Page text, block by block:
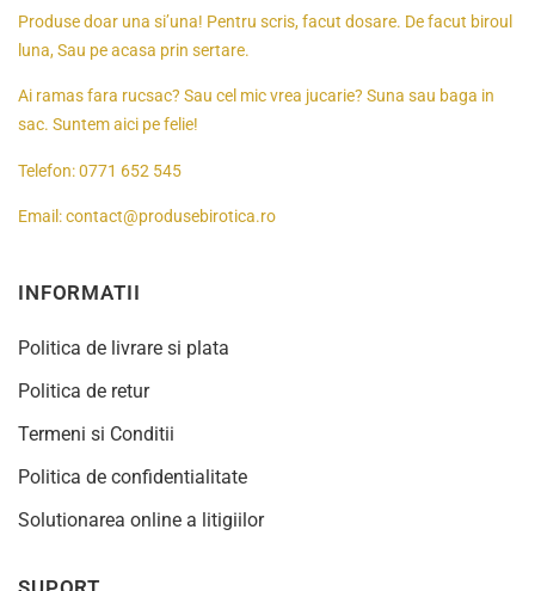
Produse doar una si’una! Pentru scris, facut dosare. De facut biroul
luna, Sau pe acasa prin sertare.
Ai ramas fara rucsac? Sau cel mic vrea jucarie? Suna sau baga in
sac. Suntem aici pe felie!
Telefon:0771 652 545
Email:contact@produsebirotica.ro
INFORMATII
Politica de livrare si plata
Politica de retur
Termeni si Conditii
Politica de confidentialitate
Solutionarea online a litigiilor